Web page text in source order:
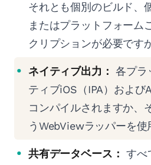
それとも個別のビルド、
またはプラットフォーム
クリプションが必要です
ネイティブ出力： 各プラ
ティブiOS（IPA）およ
コンパイルされますか、
うWebViewラッパーを使
共有データベース： すべ